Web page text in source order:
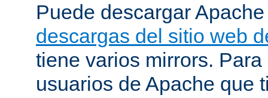
Puede descargar
descargas del sitio web
tiene varios mirrors.
usuarios de Apache que